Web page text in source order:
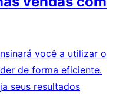
você a utilizar o
de forma eficiente.
seus resultados